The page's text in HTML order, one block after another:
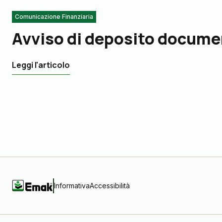
Comunicazione Finanziaria
Avviso di deposito
Leggi l'articolo
InformativaAccessibilità